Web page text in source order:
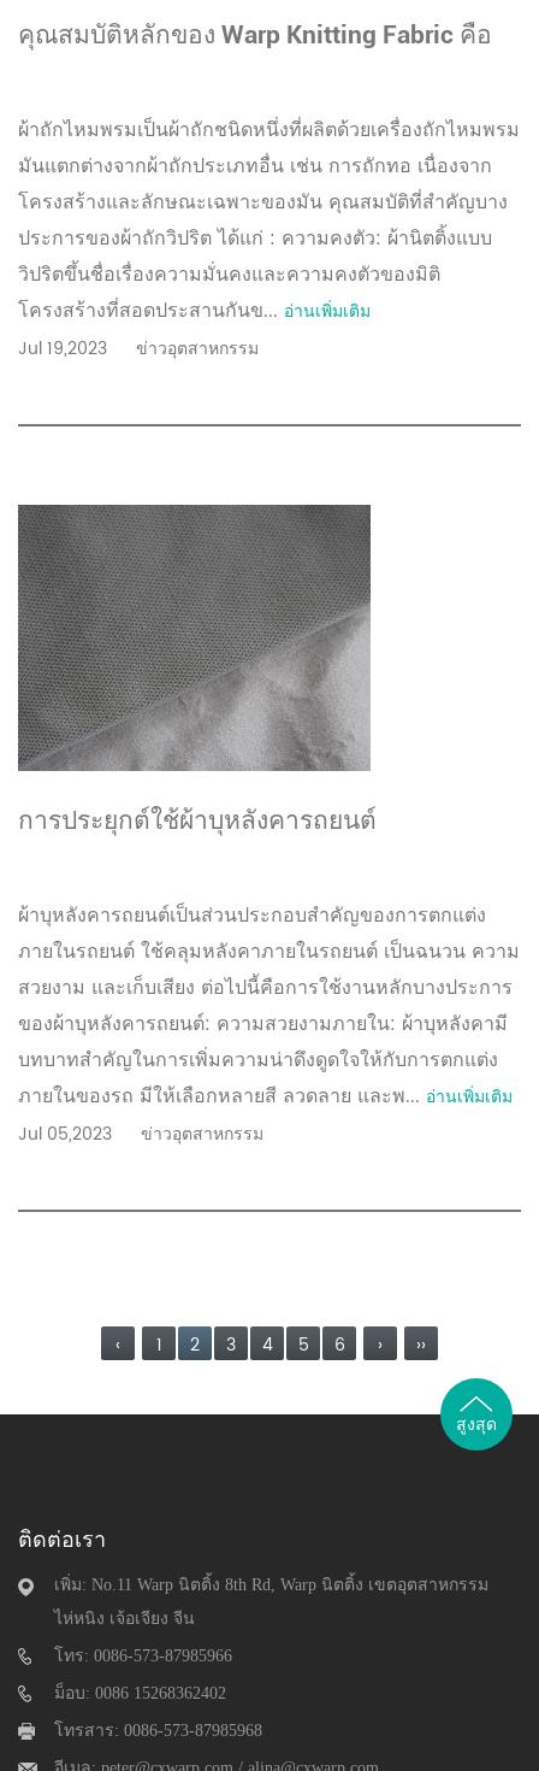
คุณสมบัติหลักของ Warp Knitting Fabric คือ
ผ้าถักไหมพรมเป็นผ้าถักชนิดหนึ่งที่ผลิตด้วยเครื่องถักไหมพรม
มันแตกต่างจากผ้าถักประเภทอื่น เช่น การถักทอ เนื่องจาก
โครงสร้างและลักษณะเฉพาะของมัน คุณสมบัติที่สำคัญบาง
ประการของผ้าถักวิปริต ได้แก่ : ความคงตัว: ผ้านิตติ้งแบบ
วิปริตขึ้นชื่อเรื่องความมั่นคงและความคงตัวของมิติ
โครงสร้างที่สอดประสานกันข... อ่านเพิ่มเติม
Jul 19,2023
ข่าวอุตสาหกรรม
การประยุกต์ใช้ผ้าบุหลังคารถยนต์
ผ้าบุหลังคารถยนต์เป็นส่วนประกอบสำคัญของการตกแต่ง
ภายในรถยนต์ ใช้คลุมหลังคาภายในรถยนต์ เป็นฉนวน ความ
สวยงาม และเก็บเสียง ต่อไปนี้คือการใช้งานหลักบางประการ
ของผ้าบุหลังคารถยนต์: ความสวยงามภายใน: ผ้าบุหลังคามี
บทบาทสำคัญในการเพิ่มความน่าดึงดูดใจให้กับการตกแต่ง
ภายในของรถ มีให้เลือกหลายสี ลวดลาย และพ... อ่านเพิ่มเติม
Jul 05,2023
ข่าวอุตสาหกรรม
‹ 1 2 3 4 5 6 › ››
ติดต่อเรา
เพิ่ม: No.11 Warp นิตติ้ง 8th Rd, Warp นิตติ้ง เขตอุตสาหกรรม
ไห่หนิง เจ้อเจียง จีน
โทร: 0086-573-87985966
ม็อบ: 0086 15268362402
โทรสาร: 0086-573-87985968
สูงสุด